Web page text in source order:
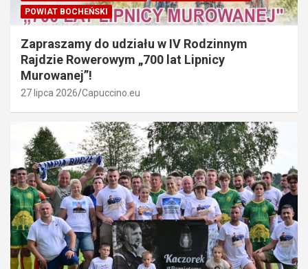
POWIAT BOCHEŃSKI
Zapraszamy do udziału w IV Rodzinnym
Rajdzie Rowerowym „700 lat Lipnicy
Murowanej”!
27 lipca 2026 Capuccino.eu